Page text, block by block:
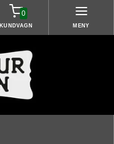
0
KUNDVAGN MENY